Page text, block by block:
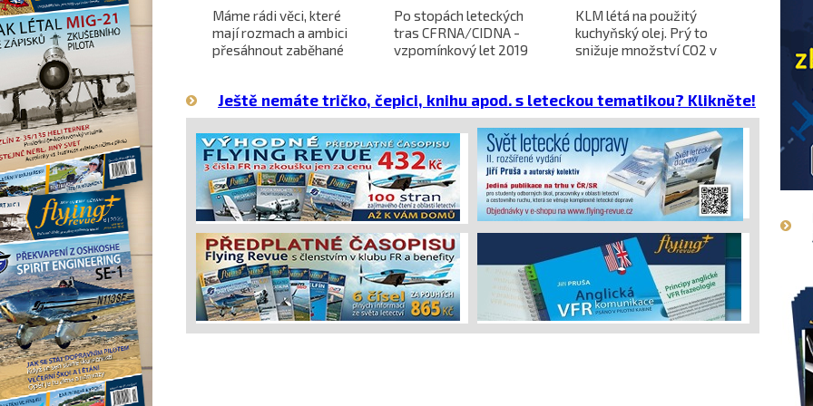
Projekt nadzvukového
letounu X-59 QueSST
směřuje k prvnímu letu
Máme rádi věci, které
mají rozmach a ambici
přesáhnout zaběhané
Po stopách leteckých
tras CFRNA/CIDNA -
vzpomínkový let 2019
KLM létá na použitý
kuchyňský olej. Prý to
snižuje množství CO2 v
L-610
projekt
Ještě nemáte tričko, čepici, knihu apod. s leteckou tematikou? Klikněte!